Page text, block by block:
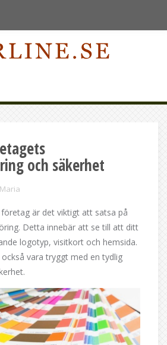
och säkerhet
Maria
är det viktigt att satsa på
Detta innebär att se till att ditt
logotyp, visitkort och hemsida.
vara tryggt med en tydlig